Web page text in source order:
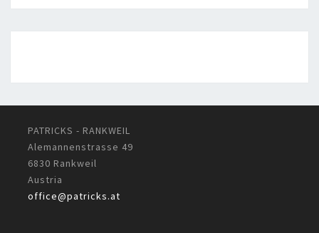
PATRICKS - RANKWEIL
Alemannenstrasse 49
6830 Rankweil
Austria
office@patricks.at